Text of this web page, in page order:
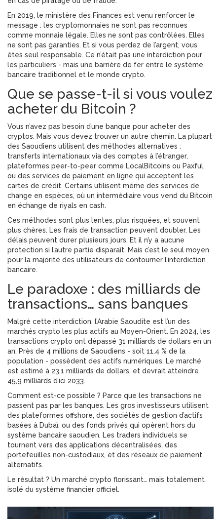
En 2019, le ministère des Finances est venu renforcer le
message : les cryptomonnaies ne sont pas reconnues
comme monnaie légale. Elles ne sont pas contrôlées. Elles
ne sont pas garanties. Et si vous perdez de l’argent, vous
êtes seul responsable. Ce n’était pas une interdiction pour
les particuliers - mais une barrière de fer entre le système
bancaire traditionnel et le monde crypto.
Que se passe-t-il si vous voulez
acheter du Bitcoin ?
Vous n’avez pas besoin d’une banque pour acheter des
cryptos. Mais vous devez trouver un autre chemin. La plupart
des Saoudiens utilisent des méthodes alternatives :
transferts internationaux via des comptes à l’étranger,
plateformes peer-to-peer comme LocalBitcoins ou Paxful,
ou des services de paiement en ligne qui acceptent les
cartes de crédit. Certains utilisent même des services de
change en espèces, où un intermédiaire vous vend du Bitcoin
en échange de riyals en cash.
Ces méthodes sont plus lentes, plus risquées, et souvent
plus chères. Les frais de transaction peuvent doubler. Les
délais peuvent durer plusieurs jours. Et il n’y a aucune
protection si l’autre partie disparaît. Mais c’est le seul moyen
pour la majorité des utilisateurs de contourner l’interdiction
bancaire.
Le paradoxe : des milliards de
transactions… sans banques
Malgré cette interdiction, l’Arabie Saoudite est l’un des
marchés crypto les plus actifs au Moyen-Orient. En 2024, les
transactions crypto ont dépassé 31 milliards de dollars en un
an. Près de 4 millions de Saoudiens - soit 11,4 % de la
population - possèdent des actifs numériques. Le marché
est estimé à 23,1 milliards de dollars, et devrait atteindre
45,9 milliards d’ici 2033.
Comment est-ce possible ? Parce que les transactions ne
passent pas par les banques. Les gros investisseurs utilisent
des plateformes offshore, des sociétés de gestion d’actifs
basées à Dubaï, ou des fonds privés qui opèrent hors du
système bancaire saoudien. Les traders individuels se
tournent vers des applications décentralisées, des
portefeuilles non-custodiaux, et des réseaux de paiement
alternatifs.
Le résultat ? Un marché crypto florissant… mais totalement
isolé du système financier officiel.